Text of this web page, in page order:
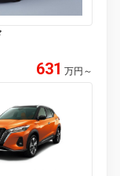
631 万円 ～